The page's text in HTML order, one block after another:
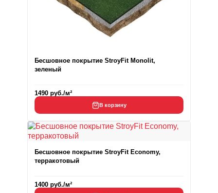
Бесшовное покрытие StroyFit Monolit,
зеленый
1490 руб./м²
В корзину
Бесшовное покрытие StroyFit Economy,
терракотовый
1400 руб./м²